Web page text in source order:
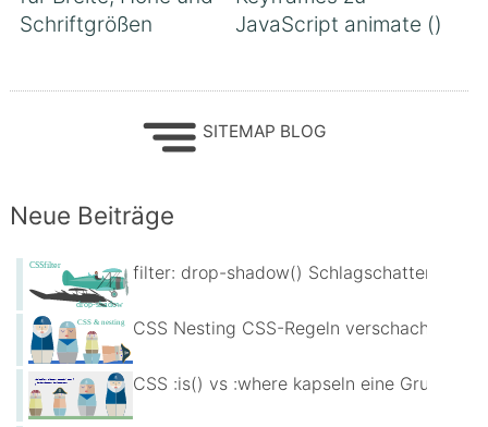
Schriftgrößen
JavaScript animate ()
SITEMAP BLOG
Neue Beiträge
filter: drop-shadow() Schlagschatten für
CSS Nesting CSS-Regeln verschachteln
CSS :is() vs :where kapseln eine Gruppe